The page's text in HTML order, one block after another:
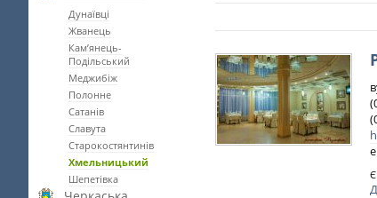
Дунаївці
Жванець
Кам’янець-
Подільський
Меджибіж
Полонне
Сатанів
Славута
Старокостянтинів
Хмельницький
Шепетівка